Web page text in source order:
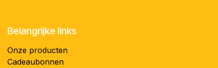
Belangrijke links
Onze producten
Cadeaubonnen